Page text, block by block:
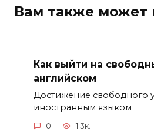
Вам также может
Как выйти на
английском
Достижение свободного
иностранным языком
0 1.3к.